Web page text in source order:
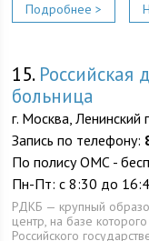
Подробнее >
15. Российская
больница
г. Москва, Ленинский
Запись по телефону:
По полису ОМС -
Пн-Пт: с 8:30 до
РДКБ — крупный
центр, на базе
Российского